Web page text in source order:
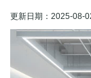
更新日期： 2025-08-